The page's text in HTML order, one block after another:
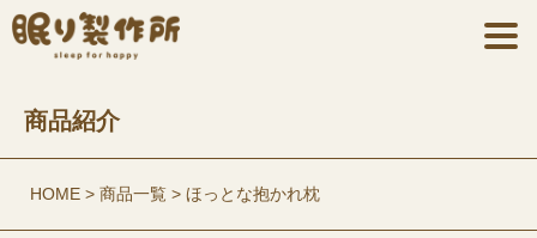
商品紹介
HOME 商品一覧 ほっとな抱かれ枕